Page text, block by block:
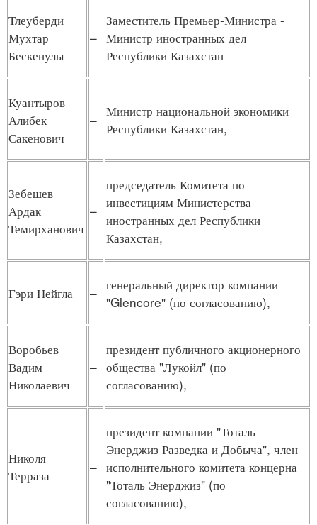
Тлеуберди
Мухтар
Бескенулы
–
Заместитель Премьер-Министра -
Министр иностранных дел
Республики Казахстан
Куантыров
Алибек
Сакенович
–
Министр национальной экономики
Республики Казахстан,
Зебешев
Ардак
Темирханович
–
председатель Комитета по
инвестициям Министерства
иностранных дел Республики
Казахстан,
Гэри Нейгла – генеральный директор компании
"Glencore" (по согласованию),
Воробьев
Вадим
Николаевич
–
президент публичного акционерного
общества "Лукойл" (по
согласованию),
Николя
Терраза
–
президент компании "Тоталь
Энерджиз Разведка и Добыча", член
исполнительного комитета концерна
"Тоталь Энерджиз" (по
согласованию),